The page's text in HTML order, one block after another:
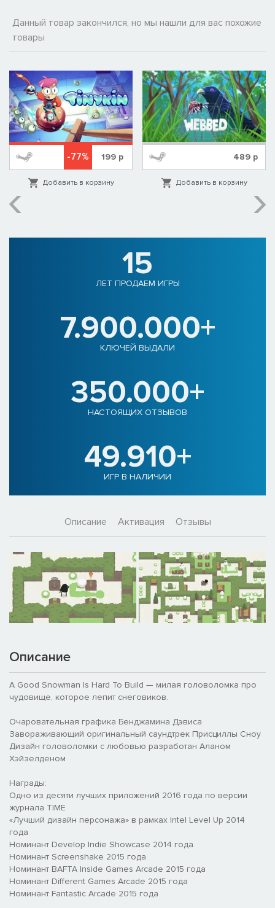
Данный товар закончился, но мы нашли для вас похожие
товары
-77% 199р
Добавить в корзину
489р
Добавить в корзину
15
ЛЕТ ПРОДАЕМ ИГРЫ
7.900.000+
КЛЮЧЕЙ ВЫДАЛИ
350.000+
НАСТОЯЩИХ ОТЗЫВОВ
49.910+
ИГР В НАЛИЧИИ
Описание Активация Отзывы
Описание
A Good Snowman Is Hard To Build — милая головоломка про
чудовище, которое лепит снеговиков.
Очаровательная графика Бенджамина Дэвиса
Завораживающий оригинальный саундтрек Присциллы Сноу
Дизайн головоломки с любовью разработан Аланом
Хэйзелденом
Награды:
Одно из десяти лучших приложений 2016 года по версии
журнала TIME
«Лучший дизайн персонажа» в рамках Intel Level Up 2014
года
Номинант Develop Indie Showcase 2014 года
Номинант Screenshake 2015 года
Номинант BAFTA Inside Games Arcade 2015 года
Номинант Different Games Arcade 2015 года
Номинант Fantastic Arcade 2015 года